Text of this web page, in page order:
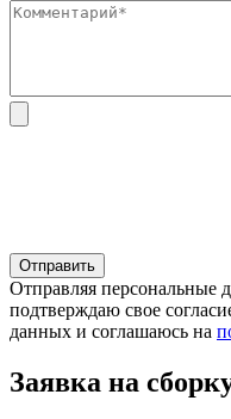
Отправляя персональные
подтверждаю свое
данных и соглашаюсь на
Заявка на